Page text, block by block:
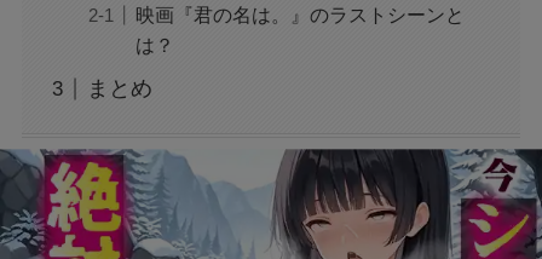
声にならない愛は最終話やネタバレは？最後ま
で見る方法も！
映画『君の名は。』のラストシーンと
は？
まとめ